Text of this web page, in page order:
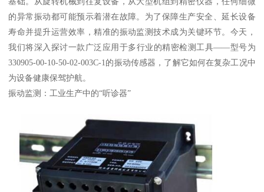
的异常振动都可能预示着潜在故障。为了保障生产安全、延长设备
寿命并提升运营效率，精准的振动监测技术成为关键环节。今天，
我们将深入探讨一款广泛应用于多行业的精密检测工具——型号为
330905-00-10-50-02-003C-1的振动传感器，了解它如何在复杂工况中
为设备健康保驾护航。
振动监测：工业生产中的“听诊器”